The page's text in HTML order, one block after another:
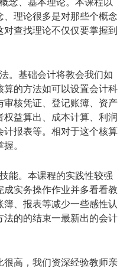
、理论很多是对那些个概念
查找理论不仅仅要掌握到
。基础会计将教会我们如
的方法如可以设置会计科
审核凭证、登记账簿、资产
益算出、成本计算、利润
报表等。相对于这个核算
。
能。本课程的实践性较强
实务操作作业并多看看教
、报表等减少一些感性认
的的结束一最新出的会计
很高，我们资深经验教师亲